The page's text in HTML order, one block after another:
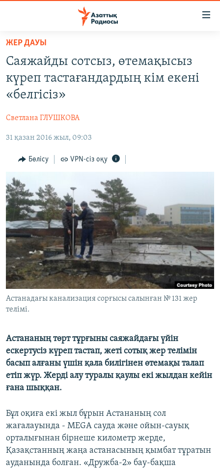
Skip
main
content
Skip
main
Skip
Search
AZATTYQTV
АДАМ ҚҰҚЫҚТАРЫ
ӘЛЕУМЕТ
ӘЛЕМ
АРНАЙЫ ЖОБАЛАР
Русский
ЖАЗЫЛЫҢЫЗ
Басқа тілдерде
ЖЕР ДАУЫ
Саяжайды сотсыз, өтемақысыз
күреп тастағандардың кім екені
«белгісіз»
Светлана ГЛУШКОВА
31 қазан 2016 жыл, 09:03
Бөлісу VPN-сіз оқу
Астанадағы канализация сорғысы салынған № 131 жер
телімі.
Астананың төрт тұрғыны саяжайдағы үйін
ескертусіз күреп тастап, жеті сотық жер телімін
басып алғаны үшін қала билігінен өтемақы талап
етіп жүр. Жерді алу туралы қаулы екі жылдан кейін
ғана шыққан.
Бұл оқиға екі жыл бұрын Астананың сол
жағалауында - MEGA сауда және ойын-сауық
орталығынан бірнеше километр жерде,
Қазақстанның жаңа астанасының қымбат тұратын
ауданында болған. «Дружба-2» бау-бақша